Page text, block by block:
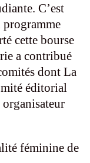
C’est
cette bourse
a contribué
dont La
éditorial